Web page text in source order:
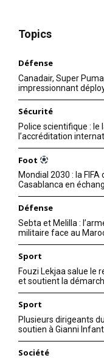
Topics
Défense
Canadair, Super
impressionnant
Sécurité
Police scientifique : le
l’accréditation
Foot
Mondial 2030 : la
Casablanca en
Défense
Sebta et Melilla :
militaire face au
Sport
Fouzi Lekjaa salue le
et soutient la
Sport
Plusieurs dirigeants
soutien à Gianni
Société